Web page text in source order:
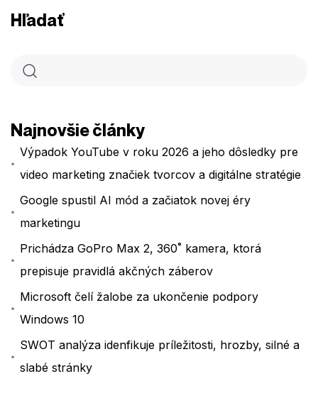
Hľadať
Najnovšie články
Výpadok YouTube v roku 2026 a jeho dôsledky pre
video marketing značiek tvorcov a digitálne stratégie
Google spustil AI mód a začiatok novej éry
marketingu
Prichádza GoPro Max 2, 360˚ kamera, ktorá
prepisuje pravidlá akčných záberov
Microsoft čelí žalobe za ukončenie podpory
Windows 10
SWOT analýza idenfikuje príležitosti, hrozby, silné a
slabé stránky